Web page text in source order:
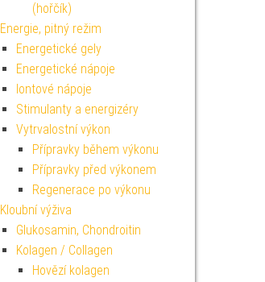
(hořčík)
Energie, pitný režim
Energetické gely
Energetické nápoje
Iontové nápoje
Stimulanty a energizéry
Vytrvalostní výkon
Přípravky během výkonu
Přípravky před výkonem
Regenerace po výkonu
Kloubní výživa
Glukosamin, Chondroitin
Kolagen / Collagen
Hovězí kolagen